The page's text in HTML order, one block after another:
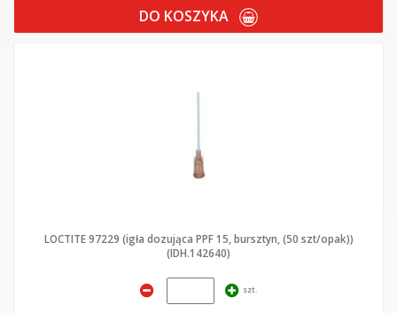
DO KOSZYKA
LOCTITE 97229 (igła dozująca PPF 15, bursztyn, (50 szt/opak))
(IDH.142640)
szt.